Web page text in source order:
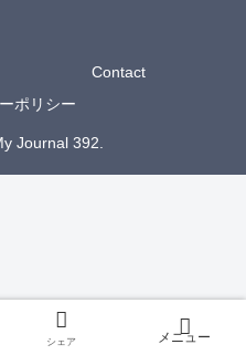
Contact
ポリシー
Journal 392.
シェア